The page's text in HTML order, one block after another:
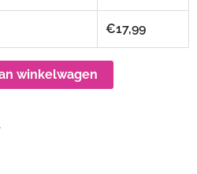
€17,99
winkelwagen